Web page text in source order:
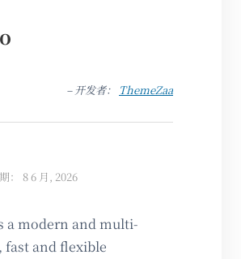
– 开发者： ThemeZaa
： 8 6 月, 2026
a modern and multi-
fast and flexible